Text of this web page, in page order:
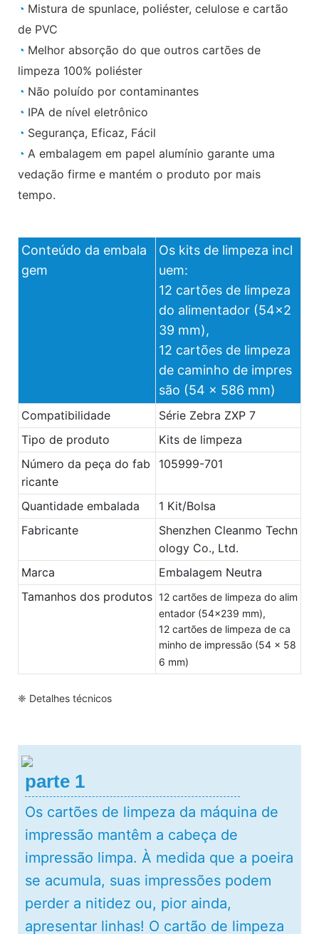
◔ Mistura de spunlace, poliéster, celulose e cartão
de PVC
◔ Melhor absorção do que outros cartões de
limpeza 100% poliéster
◔ Não poluído por contaminantes
◔ IPA de nível eletrônico
◔ Segurança, Eficaz, Fácil
◔ A embalagem em papel alumínio garante uma
vedação firme e mantém o produto por mais
tempo.
Conteúdo da embala
gem
Os kits de limpeza incl
uem:
12 cartões de limpeza
do alimentador (54x2
39 mm),
12 cartões de limpeza
de caminho de impres
são (54 x 586 mm)
Compatibilidade
Série Zebra ZXP 7
Tipo de produto
Kits de limpeza
Número da peça do fab
ricante
105999-701
Quantidade embalada
1 Kit/Bolsa
Fabricante
Shenzhen Cleanmo Techn
ology Co., Ltd.
Marca
Embalagem Neutra
Tamanhos dos produtos 12 cartões de limpeza do alim
entador (54x239 mm),
12 cartões de limpeza de ca
minho de impressão (54 x 58
6 mm)
❈ Detalhes técnicos
parte 1
Os cartões de limpeza da máquina de
impressão mantêm a cabeça de
impressão limpa. À medida que a poeira
se acumula, suas impressões podem
perder a nitidez ou, pior ainda,
apresentar linhas! O cartão de limpeza